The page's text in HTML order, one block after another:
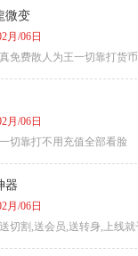
微变
月/06日
真免费散人为王一切靠打货
月/06日
一切靠打不用充值全部看脸
器
月/06日
送切割,送会员,送转身,上线就